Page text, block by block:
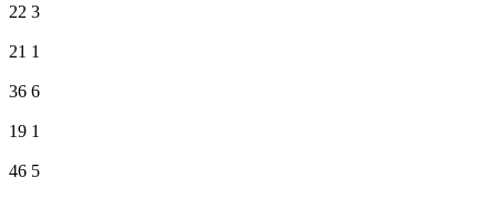
22 3
21 1
36 6
19 1
46 5